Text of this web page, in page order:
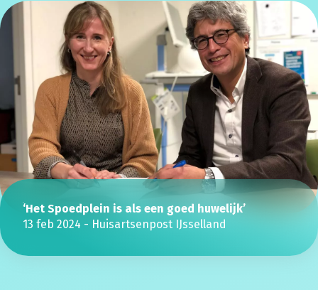
‘Het Spoedplein is als een goed huwelijk’
13 feb 2024 - Huisartsenpost IJsselland